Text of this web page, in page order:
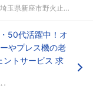
県新座市野火止2-5-...
50代活躍中！オ
やプレス機の老
ントサービス 求